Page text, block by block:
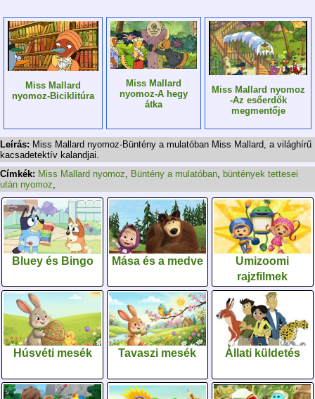
Miss Mallard
nyomoz-Biciklitúra
Miss Mallard
nyomoz-A hegy
átka
Miss Mallard nyomoz
-Az esőerdők
megmentője
Leírás: Miss Mallard nyomoz-Büntény a mulatóban Miss Mallard, a világhírű
kacsadetektív kalandjai.
Címkék: Miss Mallard nyomoz, Büntény a mulatóban, büntények tettesei
után nyomoz,
Bluey és Bingo Mása és a medve
Umizoomi
rajzfilmek
Húsvéti mesék Tavaszi mesék Állati küldetés